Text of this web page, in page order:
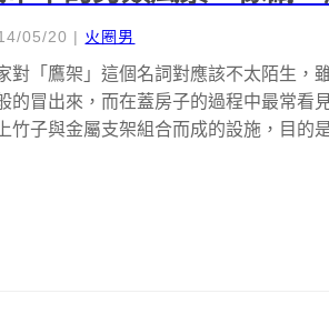
05/20 | 火圈男
對「鷹架」這個名詞對應該不太陌生，
的冒出來，而在蓋房子的過程中最常看
竹子與金屬支架組合而成的設施，目的